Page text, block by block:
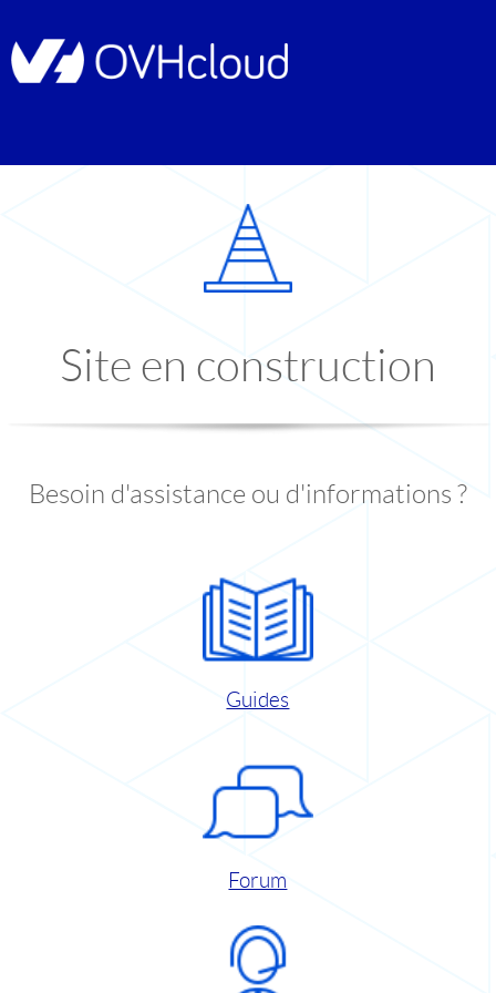
Site en construction
Besoin d'assistance ou d'informations ?
Guides
Forum